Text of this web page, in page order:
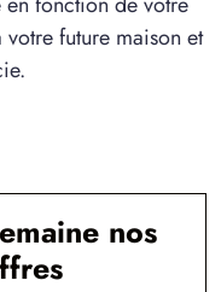
future maison et
nos